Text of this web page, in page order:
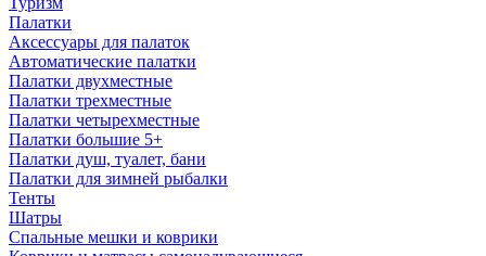
Палатки
Аксессуары для палаток
Автоматические палатки
Палатки двухместные
Палатки трехместные
Палатки четырехместные
Палатки большие 5+
Палатки душ, туалет, бани
Палатки для зимней рыбалки
Тенты
Шатры
Спальные мешки и коврики